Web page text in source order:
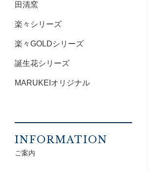
田清窯
楽々シリーズ
楽々GOLDシリーズ
誕生花シリーズ
MARUKEIオリジナル
INFORMATION
ご案内